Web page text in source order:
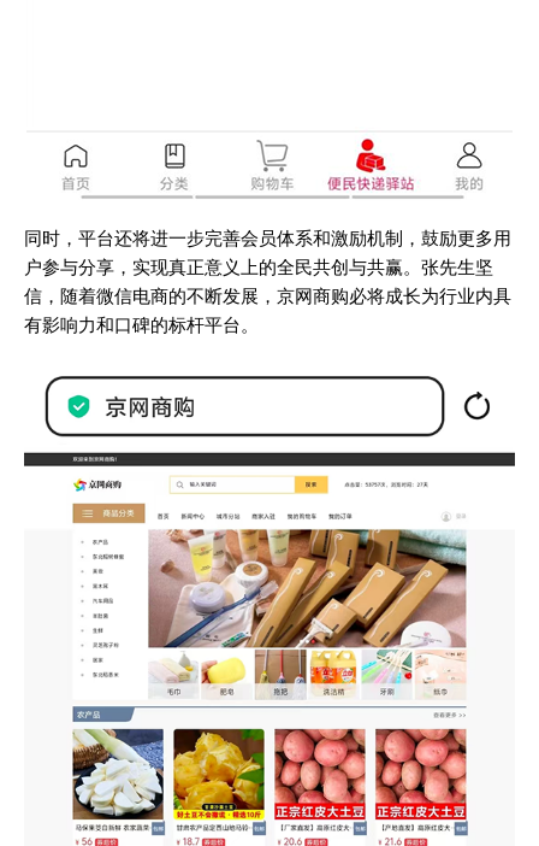
同时，平台还将进一步完善会员体系和激励机制，鼓励更多用
户参与分享，实现真正意义上的全民共创与共赢。张先生坚
信，随着微信电商的不断发展，京网商购必将成长为行业内具
有影响力和口碑的标杆平台。